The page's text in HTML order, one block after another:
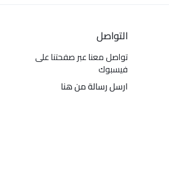
التواصل
تواصل معنا عبر صفحتنا على
فيسبوك
ارسل رسالة من هنا